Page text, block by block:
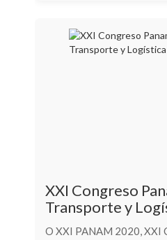
XXI Congreso
Transporte y
O XXI PANAM 2020, XXI